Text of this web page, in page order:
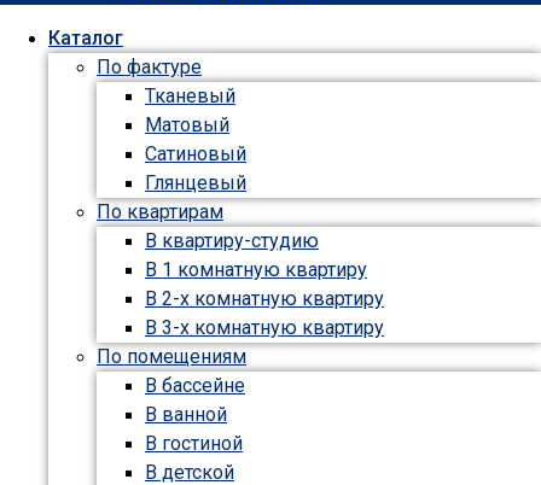
Каталог
По фактуре
Тканевый
Матовый
Сатиновый
Глянцевый
По квартирам
В квартиру-студию
В 1 комнатную квартиру
В 2-х комнатную квартиру
В 3-х комнатную квартиру
По помещениям
В бассейне
В ванной
В гостиной
В детской